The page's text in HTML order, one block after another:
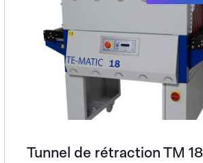
Tunnel de rétraction TM 18